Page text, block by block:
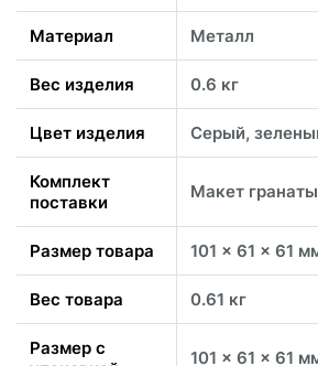
Материал Металл
Вес изделия 0.6 кг
Цвет изделия Серый,
Комплект
поставки
Макет
Размер товара 101 x 61 x 61
Вес товара 0.61 кг
Размер с
101 x 61 x 61